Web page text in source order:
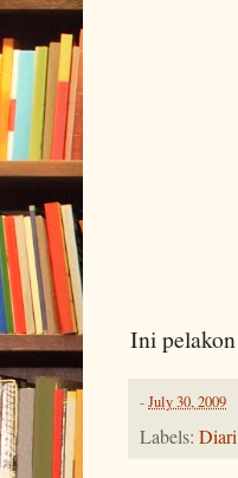
Ini
-July 30, 2009
Labels: Diari